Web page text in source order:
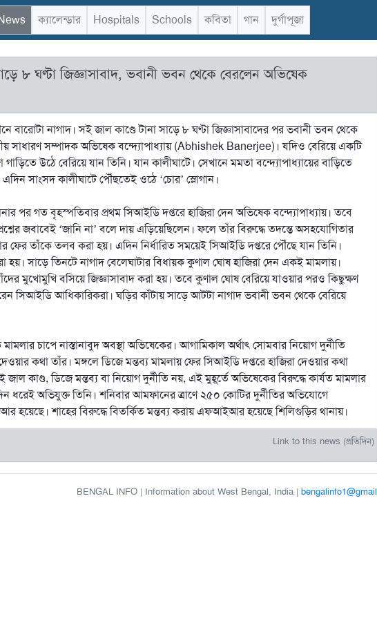
ক্যালেন্ডার Hospitals Schools কবিতা গান দুর্গাপূজা
৮ ঘণ্টা জিজ্ঞাসাবাদ, ভবানী ভবন থেকে বেরলেন অভিষেক
বারোটা নাগাদ। সই জাল কাণ্ডে টানা সাড়ে ৮ ঘণ্টা জিজ্ঞাসাবাদের পর ভবানী ভবন থেকে
সাধারণ সম্পাদক অভিষেক বন্দ্যোপাধ্যায় (Abhishek Banerjee)। যদিও বেরিয়ে একটি
উঠে বেরিয়ে যান তিনি। যান কালীঘাটে। সেখানে মমতা বন্দ্যোপাধ্যায়ের বাড়িতে
সাংসদ কালীঘাটে পৌঁছতেই ওঠে ‘চোর’ স্লোগান।
পর গত বৃহস্পতিবার প্রথম সিআইডি দপ্তরে হাজিরা দেন অভিষেক বন্দ্যোপাধ্যায়। তবে
জবাবেই ‘জানি না’ বলে দায় এড়িয়েছিলেন। ফলে তাঁর বিরুদ্ধে তদন্তে অসহযোগিতার
তাঁকে তলব করা হয়। এদিন নির্ধারিত সময়েই সিআইডি দপ্তরে পৌঁছে যান তিনি।
হয়। সাড়ে তিনটে নাগাদ বেলেঘাটার বিধায়ক কুণাল ঘোষ হাজিরা দেন একই মামলায়।
মুখোমুখি বসিয়ে জিজ্ঞাসাবাদ করা হয়। তবে কুণাল ঘোষ বেরিয়ে যাওয়ার পরও কিছুক্ষণ
সিআইডি আধিকারিকরা। ঘড়ির কাঁটায় সাড়ে আটটা নাগাদ ভবানী ভবন থেকে বেরিয়ে
চাপে নাস্তানাবুদ অবস্থা অভিষেকের। আগামিকাল অর্থাৎ সোমবার নিয়োগ দুর্নীতি
কথা তাঁর। মঙ্গলে ডিজে মন্তব্য মামলায় ফের সিআইডি দপ্তরে হাজিরা দেওয়ার কথা
কাণ্ড, ডিজে মন্তব্য বা নিয়োগ দুর্নীতি নয়, এই মুহূর্তে অভিষেকের বিরুদ্ধে কার্যত মামলার
ধরেই অভিযুক্ত তিনি। শনিবার আমফানের ত্রাণে ২৫০ কোটির দুর্নীতির অভিযোগে
হয়েছে। শাহের বিরুদ্ধে বিতর্কিত মন্তব্য করায় এফআইআর হয়েছে শিলিগুড়ির থানায়।
Link to this news (প্রতিদিন)
BENGAL INFO | Information about West Bengal, India | bengalinfo1@gmail